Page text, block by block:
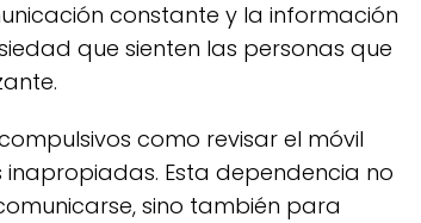
constante y la información
que sienten las personas que
como revisar el móvil
Esta dependencia no
sino también para